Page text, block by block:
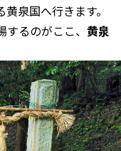
泉国へ行きます。
るのがここ、 黄泉